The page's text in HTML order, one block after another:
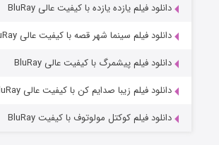
دانلود فیلم یازده یازده با کیفیت عالی BluRay
دانلود فیلم سینما شهر قصه با کیفیت عالی BluRay
دانلود فیلم پیشمرگ با کیفیت عالی BluRay
دانلود فیلم زیبا صدایم کن با کیفیت عالی BluRay
دانلود فیلم کوکتل مولوتوف با کیفیت BluRay